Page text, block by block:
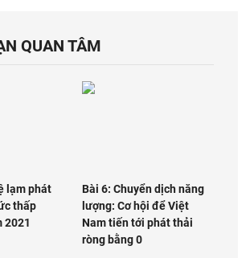
QUAN TÂM
lạm phát
thấp
2021
Bài 6: Chuyển dịch năng
lượng: Cơ hội để Việt
Nam tiến tới phát thải
ròng bằng 0